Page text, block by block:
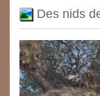
Des nids